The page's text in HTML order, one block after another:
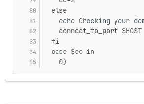
  else
echo Checking your
connect_to_port $HOST
  fi
  case $ec in
    0)